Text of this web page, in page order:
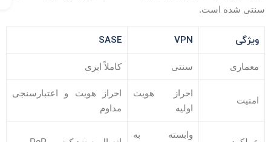
شده است.
ویژگی VPN
SASE
معماری سنتی کاملاً ابری
امنیت
احراز هویت
اولیه
احراز هویت و اعتبارسنجی
مداوم
وابسته به